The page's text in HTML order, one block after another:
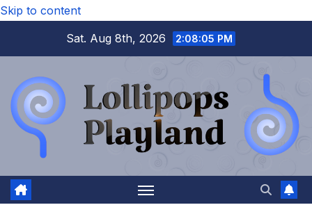
Skip to content
Sat. Aug 8th, 2026
2:08:06 PM